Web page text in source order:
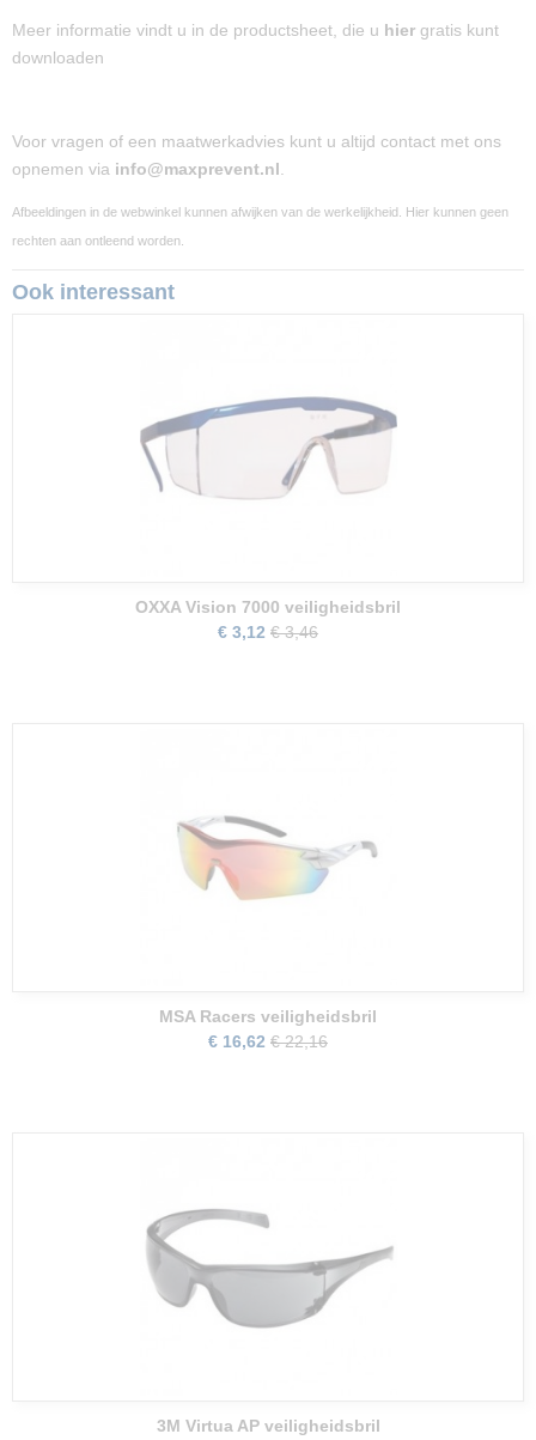
Meer informatie vindt u in de productsheet, die u hier gratis kunt
downloaden
Voor vragen of een maatwerkadvies kunt u altijd contact met ons
opnemen via info@maxprevent.nl
Afbeeldingen in de webwinkel kunnen afwijken van de werkelijkheid. Hier kunnen geen
rechten aan ontleend worden.
Ook interessant
OXXA Vision 7000 veiligheidsbril
€ 3,12 € 3,46
MSA Racers veiligheidsbril
€ 16,62 € 22,16
3M Virtua AP veiligheidsbril